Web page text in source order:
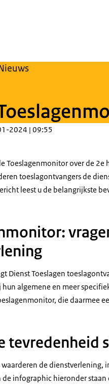
2024 | 09:55
Toeslagenmonitor over de 2e
toeslagontvangers de
leest u de belangrijkste
Dienst Toeslagen
algemene en meer
die daarmee
tevredenheid
waarderen de
infographic hieronder